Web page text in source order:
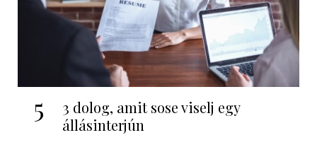
5
3 dolog, amit sose viselj egy
állásinterjún